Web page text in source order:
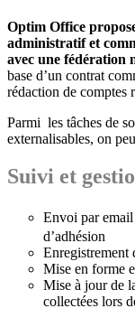
Optim Office
administratif et
avec une fédération
base d’un contrat
rédaction de comptes
Parmi les tâches de
externalisables, on
Suivi et
Envoi par
d’adhésion
Enregistrement
Mise en forme
Mise à jour de
collectées lors